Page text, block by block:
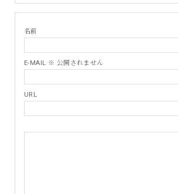
名前
E-MAIL ※ 公開されません
URL